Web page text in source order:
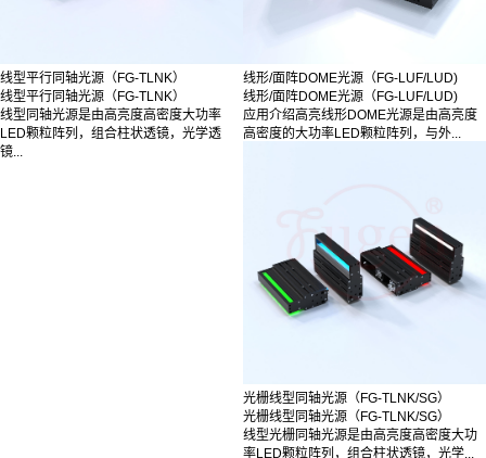
线型平行同轴光源（FG-TLNK）
线型平行同轴光源（FG-TLNK）
线型同轴光源是由高亮度高密度大功率
LED颗粒阵列，组合柱状透镜，光学透
镜...
线形/面阵DOME光源（FG-LUF/LUD)
线形/面阵DOME光源（FG-LUF/LUD)
应用介绍高亮线形DOME光源是由高亮度
高密度的大功率LED颗粒阵列，与外...
光栅线型同轴光源（FG-TLNK/SG）
光栅线型同轴光源（FG-TLNK/SG）
线型光栅同轴光源是由高亮度高密度大功
率LED颗粒阵列，组合柱状透镜，光学...